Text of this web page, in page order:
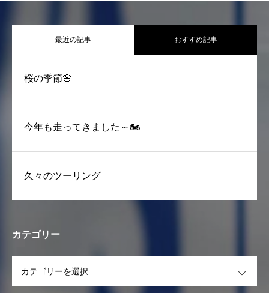
最近の記事 おすすめ記事
桜の季節🌸
今年も走ってきました～🏍
久々のツーリング
カテゴリー